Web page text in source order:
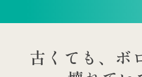
古くても、ボ